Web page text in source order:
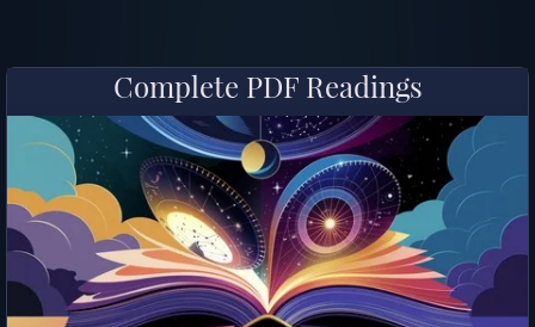
Complete PDF Readings